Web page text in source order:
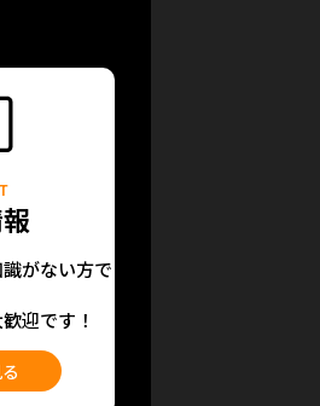
がない方で
迎です！